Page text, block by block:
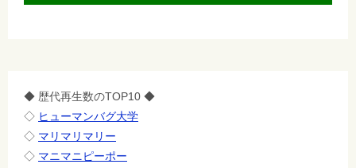
◆ 歴代再生数のTOP10 ◆
◇ ヒューマンバグ大学
◇ マリマリマリー
◇ マニマニピーポー